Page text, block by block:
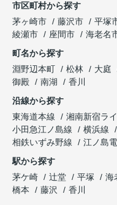
市区町村から探す
茅ヶ崎市
藤沢市 平塚
綾瀬市
座間市 海老名
町名から探す
淵野辺本町
松林 大庭
御殿
南湖
香川
沿線から探す
東海道本線
湘南新宿ラ
小田急江ノ島線
横浜線
相鉄いずみ野線
江ノ島
駅から探す
茅ケ崎
辻堂 平塚 海
橋本
藤沢 香川